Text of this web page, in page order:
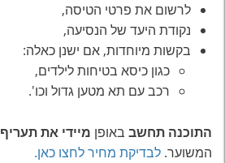
לרשום את פרטי הטיסה,
נקודת היעד של הנסיעה,
בקשות מיוחדות, אם ישנן כאלה:
כגון כיסא בטיחות לילדים,
רכב עם תא מטען גדול וכו'.
התוכנה תחשב באופן מיידי את תעריף
המשוער. לבדיקת מחיר לחצו כאן.